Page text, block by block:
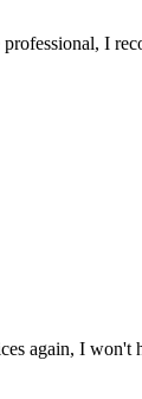
I
again, I won't